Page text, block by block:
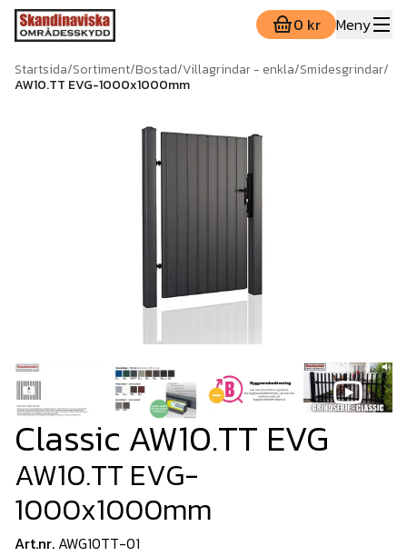
0 kr Meny
Startsida/Sortiment/Bostad/Villagrindar - enkla/Smidesgrindar/
AW10.TT EVG-1000x1000mm
Classic AW10.TT EVG
AW10.TT EVG-
1000x1000mm
Art.nr. AWG10TT-01